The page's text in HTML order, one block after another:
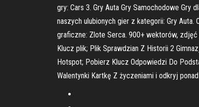
gry: Cars 3. Gry Auta Gry Samochodowe Gry
naszych ulubionych gier z kategorii: Gry
graficzne: Zlote Serca. 900+ wektorów,
Klucz plik; Plik Sprawdzian Z Historii 2
Hotspot; Pobierz Klucz Odpowiedzi Do
Walentynki Kartkę Z życzeniami i odkryj